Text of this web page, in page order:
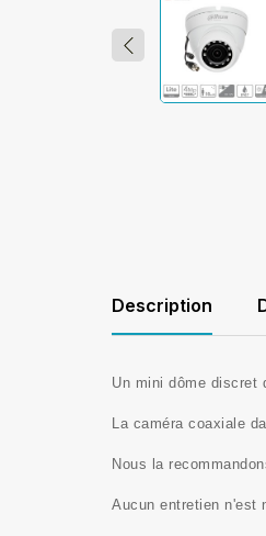
Description
Un mini dôme discret
La caméra coaxiale
Nous la
Aucun entretien n'est